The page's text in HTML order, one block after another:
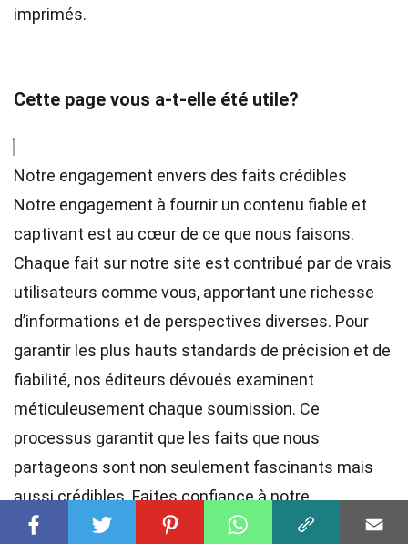
imprimés.
Cette page vous a-t-elle été utile?
Notre engagement envers des faits crédibles
Notre engagement à fournir un contenu fiable et
captivant est au cœur de ce que nous faisons.
Chaque fait sur notre site est contribué par de vrais
utilisateurs comme vous, apportant une richesse
d’informations et de perspectives diverses. Pour
garantir les plus hauts standards de précision et de
fiabilité, nos éditeurs dévoués examinent
méticuleusement chaque soumission. Ce
processus garantit que les faits que nous
partageons sont non seulement fascinants mais
aussi crédibles. Faites confiance à notre
engagement envers la qualité et l’authenticité en